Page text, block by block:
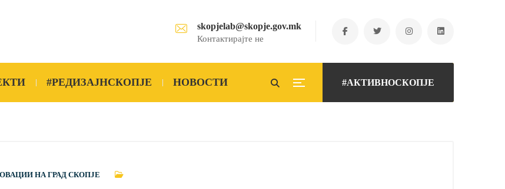
skopjelab@skopje.gov.mk
Контактирајте не
#АКТИВНОСКОПЈЕ
#РЕДИЗАЈНСКОПЈЕ НОВОСТИ
НА ГРАД СКОПЈЕ